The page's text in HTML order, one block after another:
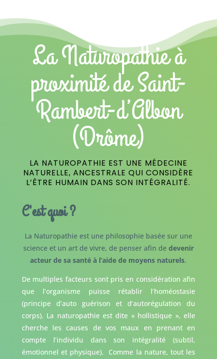
La Naturopathie à
proximité de Saint-
Rambert-d’Albon
(Drôme)
LA NATUROPATHIE EST UNE MÉDECINE
NATURELLE, ANCESTRALE QUI CONSIDÈRE
L’ÊTRE HUMAIN DANS SON INTÉGRALITÉ.
C'est quoi ?
La Naturopathie est une philosophie basée sur une
science et un art de vivre, de penser afin de devenir
acteur de sa santé à l’aide de moyens naturels.
De multiples facteurs sont pris en considération afin
que l’organisme puisse rétablir l’homéostasie
(principe d’auto guérison et d’autorégulation du
corps). La naturopathie est dite « hollistique », elle
cherche les causes de vos maux en prenant en
compte l’individu dans son intégralité (subtil,
émotionnel et physique). Comme la nature, tout les